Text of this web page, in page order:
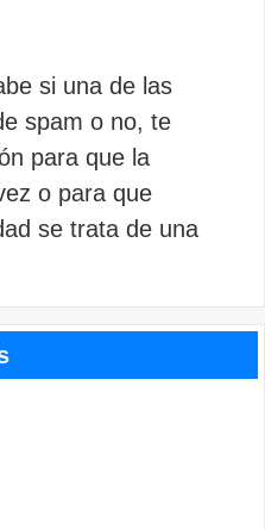
si una de las
spam o no, te
para que la
o para que
se trata de una